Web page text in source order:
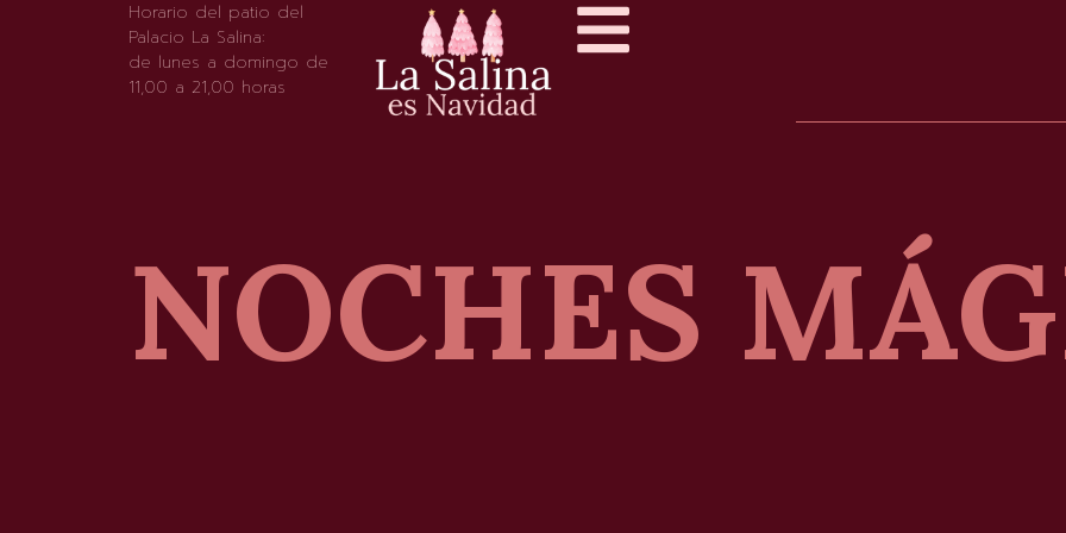
Horario del patio del
Palacio La Salina:
de lunes a domingo de
11,00 a 21,00 horas
NOCHES